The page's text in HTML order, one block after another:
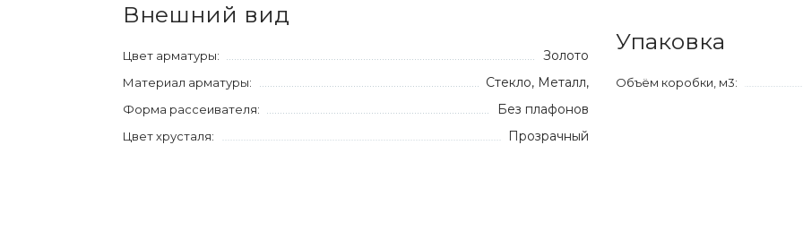
Внешний вид
Цвет арматуры: Золото
Материал арматуры: Стекло, Металл,
Форма рассеивателя: Без плафонов
Цвет хрусталя: Прозрачный
Упаковка
Объём коробки, м3: